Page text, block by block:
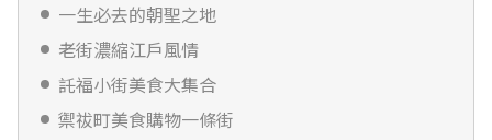
一生必去的朝聖之地
老街濃縮江戶風情
託福小街美食大集合
禦祓町美食購物一條街